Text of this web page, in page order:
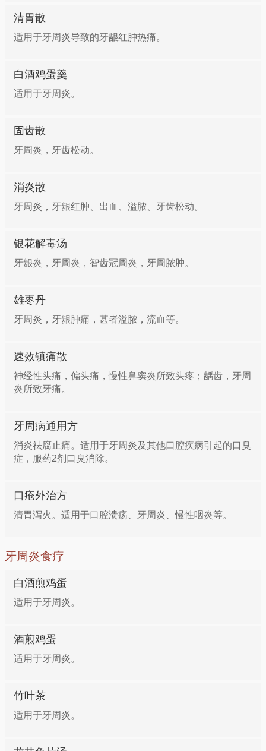
清胃散
适用于牙周炎导致的牙龈红肿热痛。
白酒鸡蛋羹
适用于牙周炎。
固齿散
牙周炎，牙齿松动。
消炎散
牙周炎，牙龈红肿、出血、溢脓、牙齿松动。
银花解毒汤
牙龈炎，牙周炎，智齿冠周炎，牙周脓肿。
雄枣丹
牙周炎，牙龈肿痛，甚者溢脓，流血等。
速效镇痛散
神经性头痛，偏头痛，慢性鼻窦炎所致头疼；龋齿，牙周
炎所致牙痛。
牙周病通用方
消炎祛腐止痛。适用于牙周炎及其他口腔疾病引起的口臭
症，服药2剂口臭消除。
口疮外治方
清胃泻火。适用于口腔溃疡、牙周炎、慢性咽炎等。
牙周炎食疗
白酒煎鸡蛋
适用于牙周炎。
酒煎鸡蛋
适用于牙周炎。
竹叶茶
适用于牙周炎。